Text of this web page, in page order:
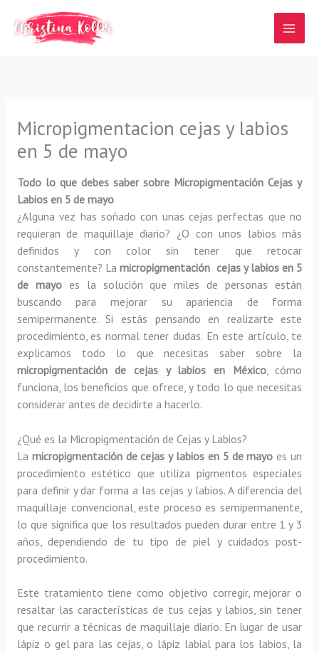
contenido
Micropigmentacion cejas y labios
en 5 de mayo
Todo lo que debes saber sobre Micropigmentación Cejas y
Labios en 5 de mayo
¿Alguna vez has soñado con unas cejas perfectas que no
requieran de maquillaje diario? ¿O con unos labios más
definidos y con color sin tener que retocar
constantemente? Lamicropigmentación cejas y labios en 5
de mayoes la solución que miles de personas están
buscando para mejorar su apariencia de forma
semipermanente. Si estás pensando en realizarte este
procedimiento, es normal tener dudas. En este artículo, te
explicamos todo lo que necesitas saber sobre la
micropigmentación de cejas y labios en México, cómo
funciona, los beneficios que ofrece, y todo lo que necesitas
considerar antes de decidirte a hacerlo.
¿Qué es la Micropigmentación de Cejas y Labios?
La micropigmentación de cejas y labios en 5 de mayo es un
procedimiento estético que utiliza pigmentos especiales
para definir y dar forma a las cejas y labios. A diferencia del
maquillaje convencional, este proceso es semipermanente,
lo que significa que los resultados pueden durar entre 1 y 3
años, dependiendo de tu tipo de piel y cuidados post-
procedimiento.
Este tratamiento tiene como objetivo corregir, mejorar o
resaltar las características de tus cejas y labios, sin tener
que recurrir a técnicas de maquillaje diario. En lugar de usar
lápiz o gel para las cejas, o lápiz labial para los labios, la